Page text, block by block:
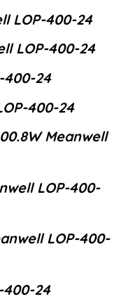
LOP-400-24
LOP-400-24
400-24
400-24
Meanwell
LOP-400-
LOP-400-
400-24